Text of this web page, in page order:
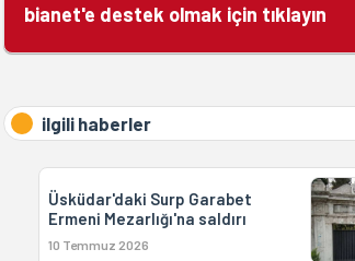
bianet'e destek olmak için tıklayın
ilgili haberler
Üsküdar'daki Surp Garabet
Ermeni Mezarlığı'na saldırı
10 Temmuz 2026